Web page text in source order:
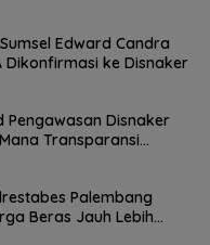
Edward Candra
Dikonfirmasi ke Disnaker
Pengawasan Disnaker
Transparansi
Palembang
Beras Jauh Lebih